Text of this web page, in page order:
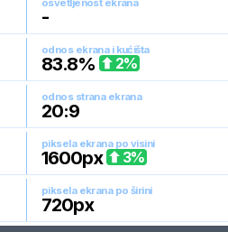
osvetljenost ekrana
-
odnos ekrana i kućišta
83.8% 2%
odnos strana ekrana
20:9
piksela ekrana po visini
1600px 3%
piksela ekrana po širini
720px